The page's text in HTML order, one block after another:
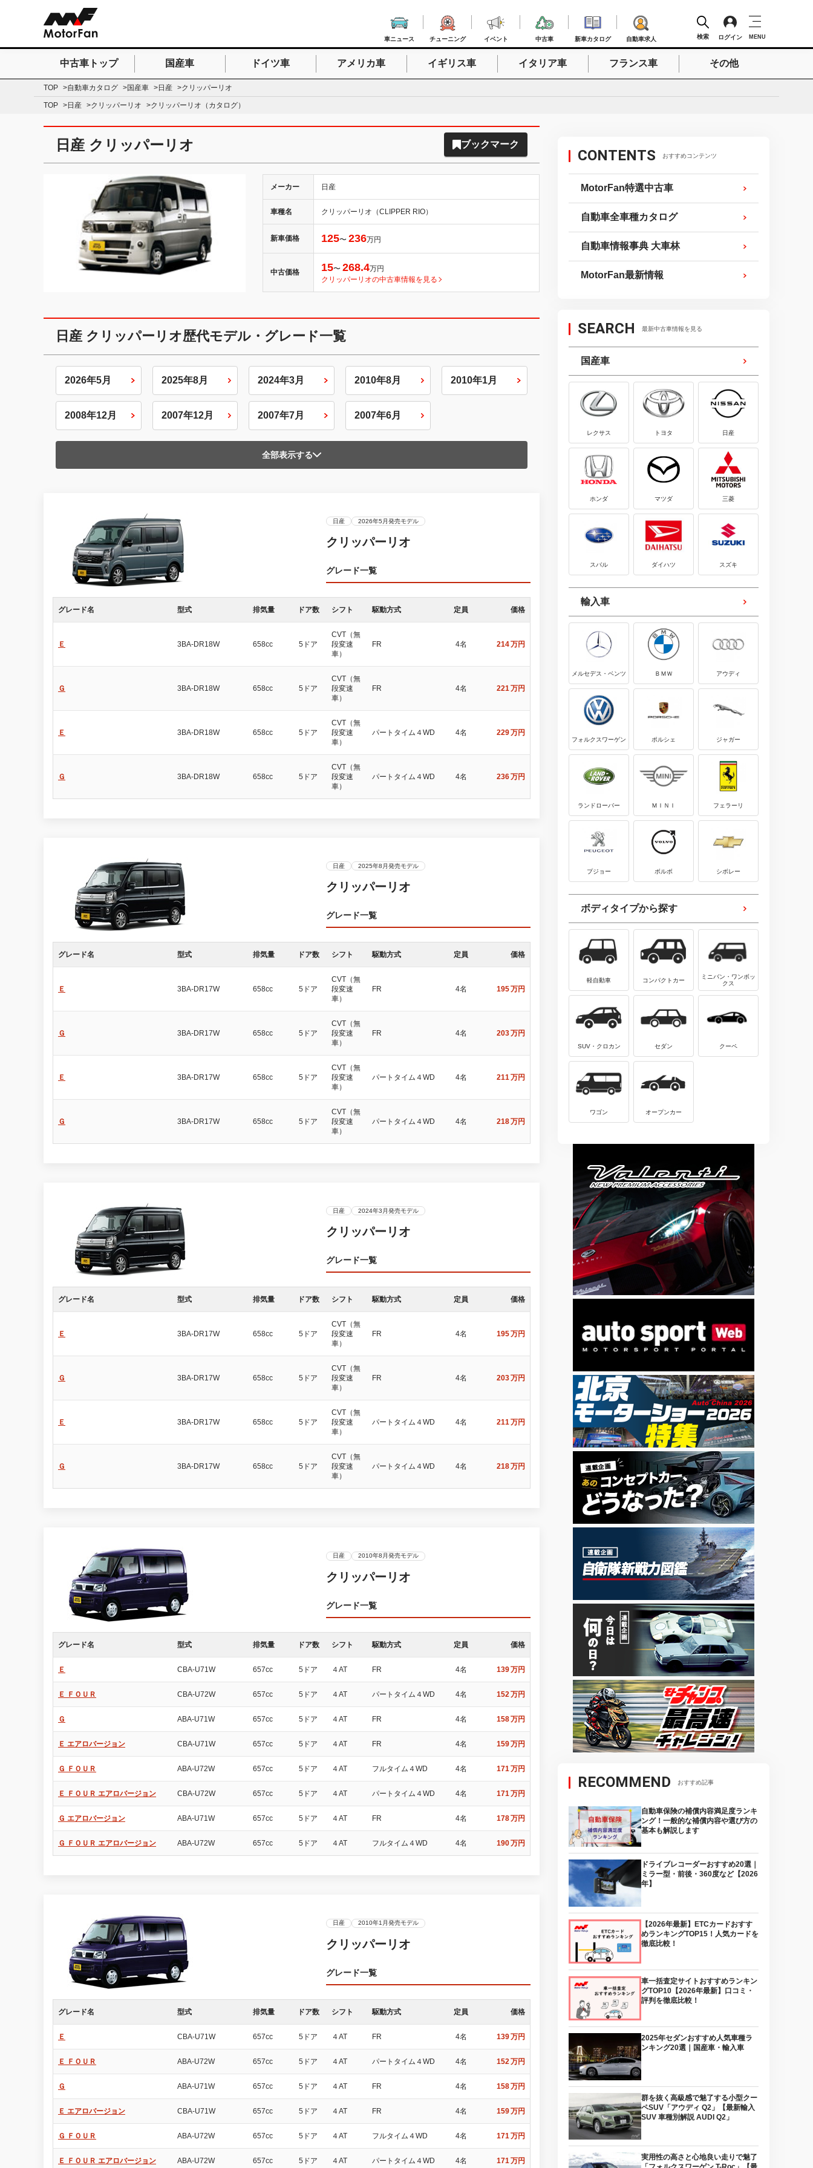
車ニュース チューニング イベント 中古車 新車カタログ 自動車求人 検索 ログイン MENU
検索したいキーワードを入力
中古車トップ 国産車 ドイツ車 アメリカ車 イギリス車 イタリア車 フランス車 その他
TOP 自動車カタログ 国産車 日産 クリッパーリオ
TOP 日産 クリッパーリオ クリッパーリオ（カタログ）
日産 クリッパーリオ ブックマーク
メーカー 日産
車種名 クリッパーリオ（CLIPPER RIO）
新車価格 125〜 236万円
中古価格 15〜 268.4万円
クリッパーリオの中古車情報を見る
日産 クリッパーリオ歴代モデル・グレード一覧
2026年5月 2025年8月 2024年3月 2010年8月 2010年1月
2008年12月 2007年12月 2007年7月 2007年6月
全部表示する
日産 2026年5月発売モデル
クリッパーリオ
グレード一覧
グレード名 型式 排気量 ドア数 シフト 駆動方式 定員 価格
Ｅ 3BA-DR18W 658cc 5ドア
CVT（無
段変速
車）
FR 4名 214万円
Ｇ 3BA-DR18W 658cc 5ドア
CVT（無
段変速
車）
FR 4名 221万円
Ｅ 3BA-DR18W 658cc 5ドア
CVT（無
段変速
車）
パートタイム４WD 4名 229万円
Ｇ 3BA-DR18W 658cc 5ドア
CVT（無
段変速
車）
パートタイム４WD 4名 236万円
日産 2025年8月発売モデル
クリッパーリオ
グレード一覧
グレード名 型式 排気量 ドア数 シフト 駆動方式 定員 価格
Ｅ 3BA-DR17W 658cc 5ドア
CVT（無
段変速
車）
FR 4名 195万円
Ｇ 3BA-DR17W 658cc 5ドア
CVT（無
段変速
車）
FR 4名 203万円
Ｅ 3BA-DR17W 658cc 5ドア
CVT（無
段変速
車）
パートタイム４WD 4名 211万円
Ｇ 3BA-DR17W 658cc 5ドア
CVT（無
段変速
車）
パートタイム４WD 4名 218万円
日産 2024年3月発売モデル
クリッパーリオ
グレード一覧
グレード名 型式 排気量 ドア数 シフト 駆動方式 定員 価格
Ｅ 3BA-DR17W 658cc 5ドア
CVT（無
段変速
車）
FR 4名 195万円
Ｇ 3BA-DR17W 658cc 5ドア
CVT（無
段変速
車）
FR 4名 203万円
Ｅ 3BA-DR17W 658cc 5ドア
CVT（無
段変速
車）
パートタイム４WD 4名 211万円
Ｇ 3BA-DR17W 658cc 5ドア
CVT（無
段変速
車）
パートタイム４WD 4名 218万円
日産 2010年8月発売モデル
クリッパーリオ
グレード一覧
グレード名 型式 排気量 ドア数 シフト 駆動方式 定員 価格
Ｅ CBA-U71W 657cc 5ドア ４AT FR 4名 139万円
Ｅ ＦＯＵＲ CBA-U72W 657cc 5ドア ４AT パートタイム４WD 4名 152万円
Ｇ ABA-U71W 657cc 5ドア ４AT FR 4名 158万円
Ｅ エアロバージョン CBA-U71W 657cc 5ドア ４AT FR 4名 159万円
Ｇ ＦＯＵＲ ABA-U72W 657cc 5ドア ４AT フルタイム４WD 4名 171万円
Ｅ ＦＯＵＲ エアロバージョン CBA-U72W 657cc 5ドア ４AT パートタイム４WD 4名 171万円
Ｇ エアロバージョン ABA-U71W 657cc 5ドア ４AT FR 4名 178万円
Ｇ ＦＯＵＲ エアロバージョン ABA-U72W 657cc 5ドア ４AT フルタイム４WD 4名 190万円
日産 2010年1月発売モデル
クリッパーリオ
グレード一覧
グレード名 型式 排気量 ドア数 シフト 駆動方式 定員 価格
Ｅ CBA-U71W 657cc 5ドア ４AT FR 4名 139万円
Ｅ ＦＯＵＲ ABA-U72W 657cc 5ドア ４AT パートタイム４WD 4名 152万円
Ｇ ABA-U71W 657cc 5ドア ４AT FR 4名 158万円
Ｅ エアロバージョン CBA-U71W 657cc 5ドア ４AT FR 4名 159万円
Ｇ ＦＯＵＲ ABA-U72W 657cc 5ドア ４AT フルタイム４WD 4名 171万円
Ｅ ＦＯＵＲ エアロバージョン ABA-U72W 657cc 5ドア ４AT パートタイム４WD 4名 171万円
CONTENTS おすすめコンテンツ
MotorFan特選中古車
自動車全車種カタログ
自動車情報事典 大車林
MotorFan最新情報
SEARCH 最新中古車情報を見る
国産車
レクサス トヨタ 日産
ホンダ マツダ 三菱
スバル ダイハツ スズキ
輸入車
メルセデス・ベンツ ＢＭＷ アウディ
フォルクスワーゲン ポルシェ ジャガー
ランドローバー ＭＩＮＩ フェラーリ
プジョー ボルボ シボレー
ボディタイプから探す
軽自動車 コンパクトカー
ミニバン・ワンボッ
クス
SUV・クロカン セダン クーペ
ワゴン オープンカー
RECOMMEND おすすめ記事
自動車保険の補償内容満足度ランキ
ング！一般的な補償内容や選び方の
基本も解説します
ドライブレコーダーおすすめ20選｜
ミラー型・前後・360度など【2026
年】
【2026年最新】ETCカードおすす
めランキングTOP15！人気カードを
徹底比較！
車一括査定サイトおすすめランキン
グTOP10【2026年最新】口コミ・
評判を徹底比較！
2025年セダンおすすめ人気車種ラ
ンキング20選｜国産車・輸入車
群を抜く高級感で魅了する小型クー
ペSUV「アウディ Q2」【最新輸入
SUV 車種別解説 AUDI Q2」
実用性の高さと心地良い走りで魅了